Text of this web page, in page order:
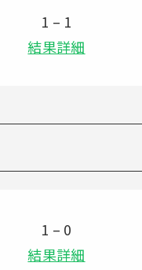
1 – 1
結果詳細
1 – 0
結果詳細